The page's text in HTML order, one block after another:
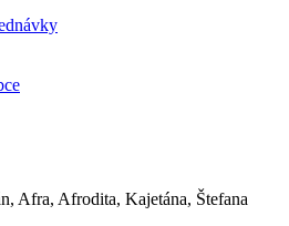
Afra, Afrodita, Kajetána, Štefana